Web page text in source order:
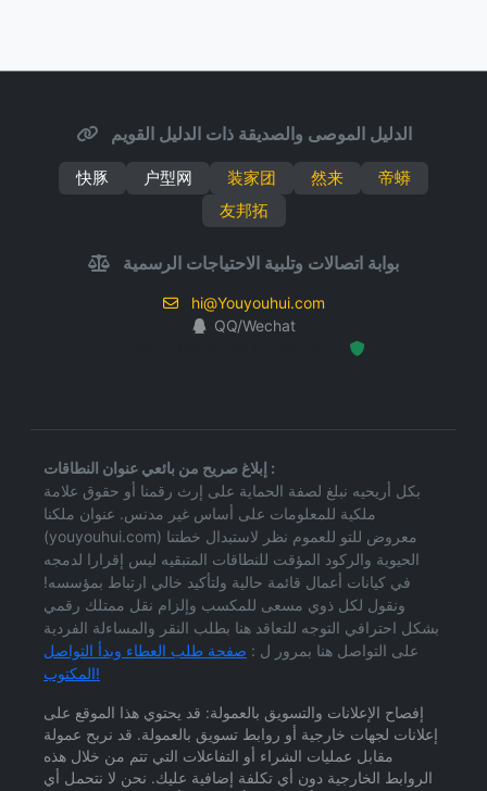
الدليل الموصى والصديقة ذات الدليل القويم
快豚 户型网 装家团 然来
帝蟒
友邦拓
بوابة اتصالات وتلبية الاحتياجات الرسمية
hi@Youyouhui.com
QQ/Wechat
إبلاغ صريح من بائعي عنوان النطاقات :
بكل أريحيه نبلغ لصفة الحماية على إرث رقمنا أو حقوق علامة
ملكية للمعلومات على أساس غير مدنس. عنوان ملكنا
(youyouhui.com) معروض للتو للعموم نظر لاستبدال خطتنا
الحيوية والركود المؤقت للنطاقات المتبقيه ليس إقرارا لدمجه
في كيانات أعمال قائمة حالية ولتأكيد خالي ارتباط بمؤسسه!
ونقول لكل ذوي مسعى للمكسب وإلزام نقل ممتلك رقمي
بشكل احترافي التوجه للتعاقد هنا بطلب النقر والمساءلة الفردية
على التواصل هنا بمرور ل : صفحة طلب العطاء وبدأ التواصل
المكتوب!
إفصاح الإعلانات والتسويق بالعمولة: قد يحتوي هذا الموقع على
إعلانات لجهات خارجية أو روابط تسويق بالعمولة. قد نربح عمولة
مقابل عمليات الشراء أو التفاعلات التي تتم من خلال هذه
الروابط الخارجية دون أي تكلفة إضافية عليك. نحن لا نتحمل أي